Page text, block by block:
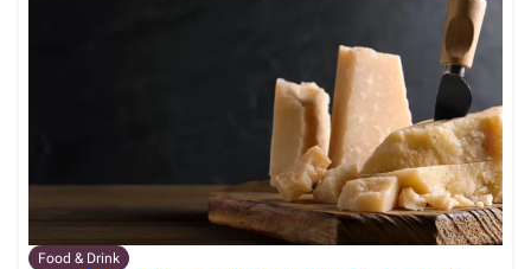
Food & Drink